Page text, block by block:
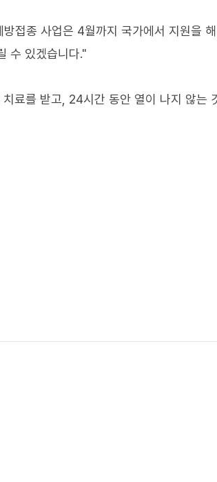
접종 사업은 4월까지 국가에서 지원을
수 있겠습니다."
료를 받고, 24시간 동안 열이 나지 않는